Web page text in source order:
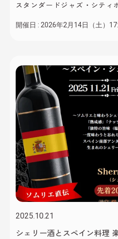
スタンダードジャズ・シティ
くホットに彩ります♪ 2026
ナビゲーターでもおなじみの
ングライター 横前 […]
開催日 : 2026年2月14日（土）
2025.10.21
シェリー酒とスペイン料理